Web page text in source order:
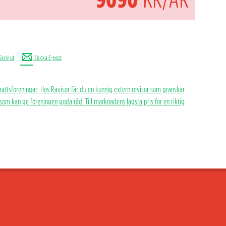
ut Skicka E-post
Hos Rävisor får du en kunnig extern revisor som granskar
kan ge föreningen goda råd. Till marknadens lägsta pris för en riktig